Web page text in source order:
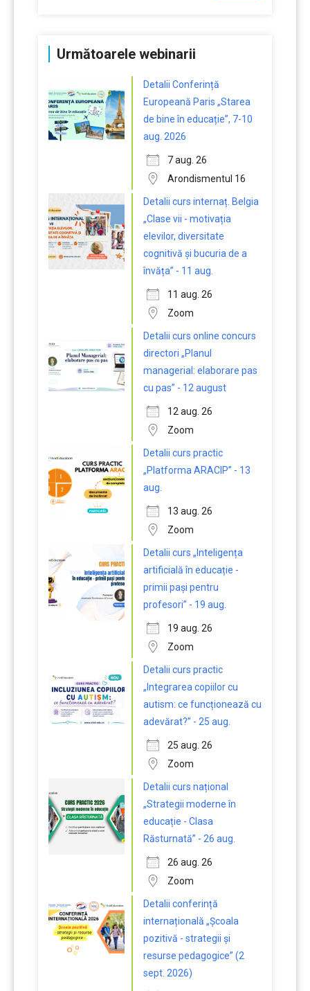
Următoarele webinarii
Detalii Conferință
Europeană Paris „Starea
de bine în educație”, 7-10
aug. 2026
7 aug. 26
Arondismentul 16
Detalii curs internaț. Belgia
„Clase vii - motivația
elevilor, diversitate
cognitivă și bucuria de a
învăța” - 11 aug.
11 aug. 26
Zoom
Detalii curs online concurs
directori „Planul
managerial: elaborare pas
cu pas” - 12 august
12 aug. 26
Zoom
Detalii curs practic
„Platforma ARACIP” - 13
aug.
13 aug. 26
Zoom
Detalii curs „Inteligența
artificială în educație -
primii pași pentru
profesori” - 19 aug.
19 aug. 26
Zoom
Detalii curs practic
„Integrarea copiilor cu
autism: ce funcționează cu
adevărat?” - 25 aug.
25 aug. 26
Zoom
Detalii curs național
„Strategii moderne în
educație - Clasa
Răsturnată” - 26 aug.
26 aug. 26
Zoom
Detalii conferință
internațională „Școala
pozitivă - strategii și
resurse pedagogice” (2
sept. 2026)